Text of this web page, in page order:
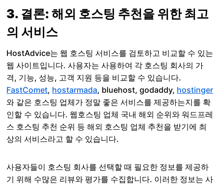
3. 결론: 해외 호스팅 추천을 위한 최고
의 서비스
HostAdvice는 웹 호스팅 서비스를 검토하고 비교할 수 있는
웹 사이트입니다. 사용자는 사용하여 각 호스팅 회사의 가
격, 기능, 성능, 고객 지원 등을 비교할 수 있습니다.
FastComet, hostarmada, bluehost, godaddy, hostinger
와 같은 호스팅 업체가 정말 좋은 서비스를 제공하는지를 확
인할 수 있습니다. 웹호스팅 업체 국내 해외 순위와 워드프레
스 호스팅 추천 순위 등 해외 호스팅 업체 추천을 받기에 최
상의 서비스라고 할 수 있습니다.
사용자들이 호스팅 회사를 선택할 때 필요한 정보를 제공하
기 위해 수많은 리뷰와 평가를 수집합니다. 이러한 정보는 사